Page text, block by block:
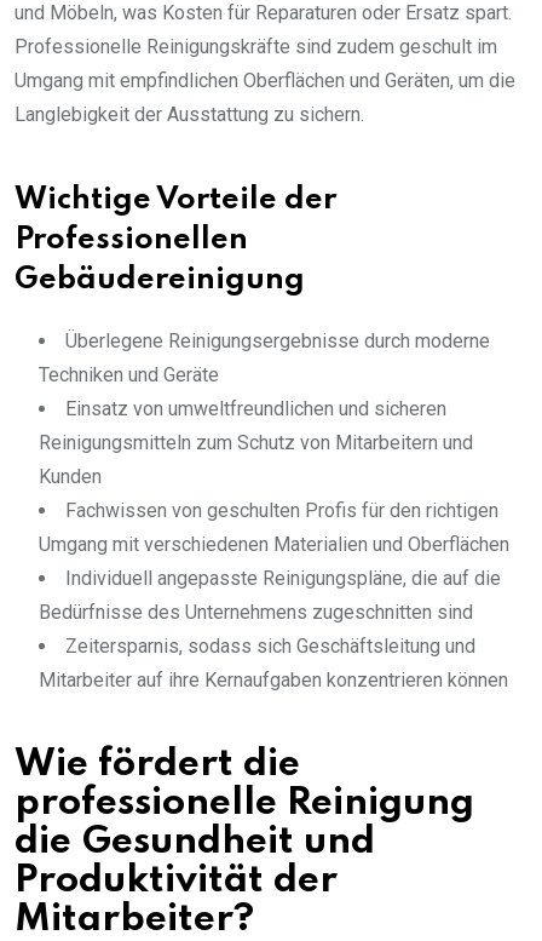
und Möbeln, was Kosten für Reparaturen oder Ersatz spart.
Professionelle Reinigungskräfte sind zudem geschult im
Umgang mit empfindlichen Oberflächen und Geräten, um die
Langlebigkeit der Ausstattung zu sichern.
Wichtige Vorteile der
Professionellen
Gebäudereinigung
Überlegene Reinigungsergebnisse durch moderne
Techniken und Geräte
Einsatz von umweltfreundlichen und sicheren
Reinigungsmitteln zum Schutz von Mitarbeitern und
Kunden
Fachwissen von geschulten Profis für den richtigen
Umgang mit verschiedenen Materialien und Oberflächen
Individuell angepasste Reinigungspläne, die auf die
Bedürfnisse des Unternehmens zugeschnitten sind
Zeitersparnis, sodass sich Geschäftsleitung und
Mitarbeiter auf ihre Kernaufgaben konzentrieren können
Wie fördert die
professionelle Reinigung
die Gesundheit und
Produktivität der
Mitarbeiter?